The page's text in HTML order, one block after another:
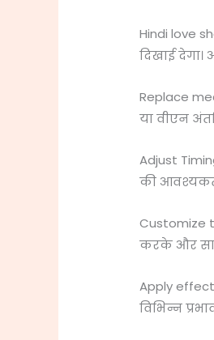
Hindi love
दिखाई
Replace
या वीएन
Adjust
की
Customize
करके और
Apply
विभिन्न